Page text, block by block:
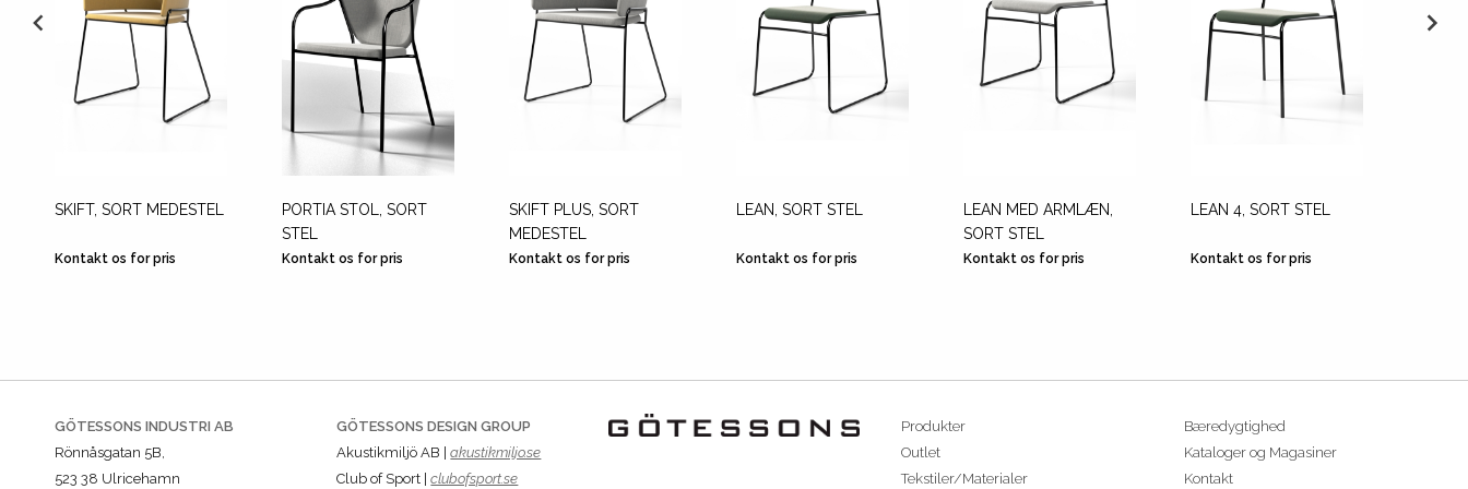
SKIFT, SORT MEDESTEL
Kontakt os for pris
PORTIA STOL, SORT
STEL
Kontakt os for pris
SKIFT PLUS, SORT
MEDESTEL
Kontakt os for pris
LEAN, SORT STEL
Kontakt os for pris
LEAN MED ARMLÆN,
SORT STEL
Kontakt os for pris
LEAN 4, SORT STEL
Kontakt os for pris
GÖTESSONS INDUSTRI AB
Rönnåsgatan 5B,
523 38 Ulricehamn
GÖTESSONS DESIGN GROUP
Akustikmiljö AB |akustikmiljo.se
Club of Sport |clubofsport.se
Produkter
Outlet
Tekstiler/Materialer
Bæredygtighed
Kataloger og Magasiner
Kontakt